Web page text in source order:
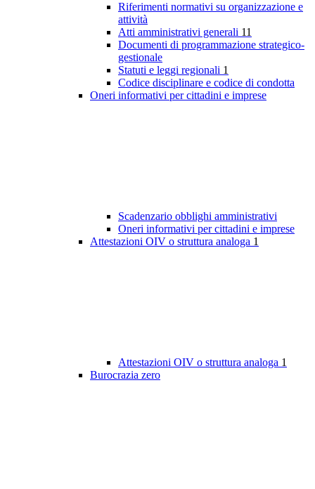
Riferimenti normativi su organizzazione e
attività
Atti amministrativi generali 11
Documenti di programmazione strategico-
gestionale
Statuti e leggi regionali 1
Codice disciplinare e codice di condotta
Oneri informativi per cittadini e imprese
Scadenzario obblighi amministrativi
Oneri informativi per cittadini e imprese
Attestazioni OIV o struttura analoga 1
Attestazioni OIV o struttura analoga 1
Burocrazia zero